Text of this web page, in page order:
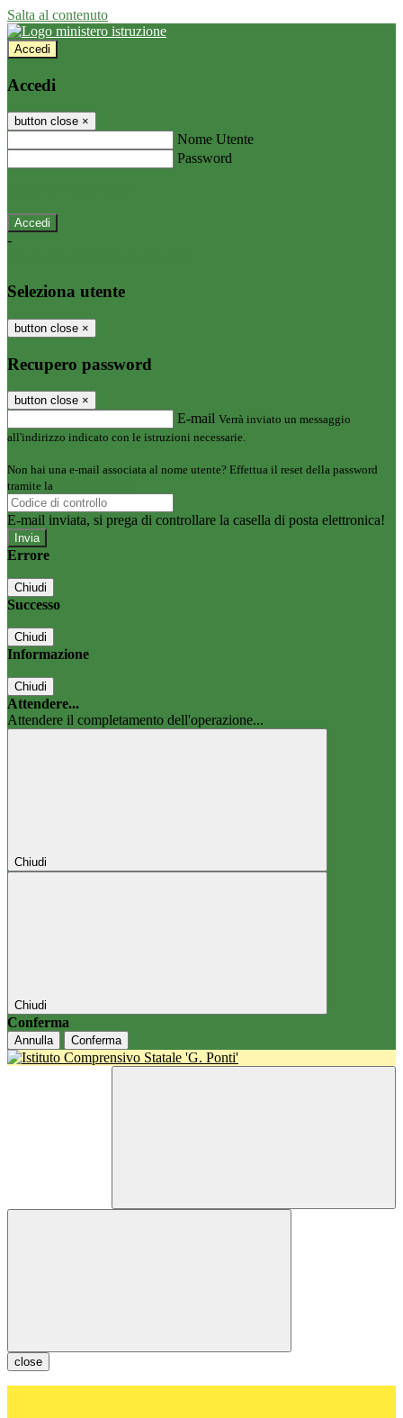
Salta al contenuto
Accedi
Accedi
button close ×
Nome Utente
Password
-
Seleziona utente
button close ×
Recupero password
button close ×
E-mail Verrà inviato un messaggio
all'indirizzo indicato con le istruzioni necessarie.
Non hai una e-mail associata al nome utente? Effettua il reset della password
tramite la
E-mail inviata, si prega di controllare la casella di posta elettronica!
Errore
Chiudi
Successo
Chiudi
Informazione
Chiudi
Attendere...
Attendere il completamento dell'operazione...
Chiudi
Chiudi
Conferma
Annulla Conferma
close